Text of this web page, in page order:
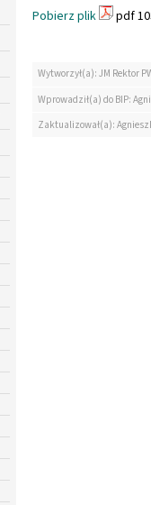
Pobierz plik
pdf
Wytworzył(a): JM Rektor
Wprowadził(a) do BIP:
Zaktualizował(a):